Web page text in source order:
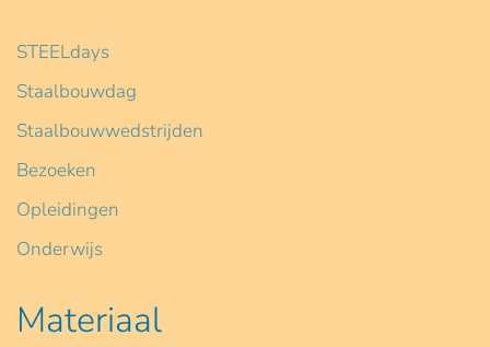
STEELdays
Staalbouwdag
Staalbouwwedstrijden
Bezoeken
Opleidingen
Onderwijs
Materiaal